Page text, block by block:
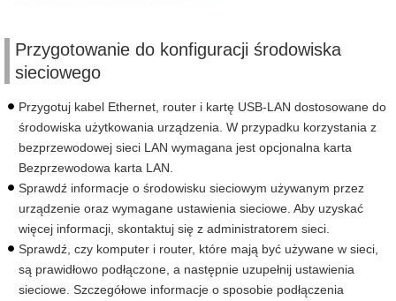
Przygotowanie do konfiguracji środowiska
sieciowego
Przygotuj kabel Ethernet, router i kartę USB-LAN dostosowane do
środowiska użytkowania urządzenia. W przypadku korzystania z
bezprzewodowej sieci LAN wymagana jest opcjonalna karta
Bezprzewodowa karta LAN.
Sprawdź informacje o środowisku sieciowym używanym przez
urządzenie oraz wymagane ustawienia sieciowe. Aby uzyskać
więcej informacji, skontaktuj się z administratorem sieci.
Sprawdź, czy komputer i router, które mają być używane w sieci,
są prawidłowo podłączone, a następnie uzupełnij ustawienia
sieciowe. Szczegółowe informacje o sposobie podłączenia